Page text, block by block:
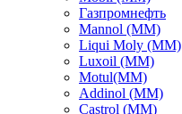
Газпромнефть
Mannol (ММ)
Liqui Moly (ММ)
Luxoil (ММ)
Motul(ММ)
Addinol (ММ)
Castrol (ММ)